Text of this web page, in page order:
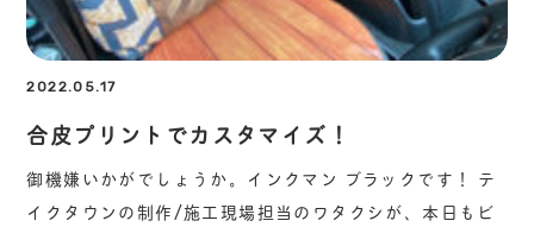
2022.05.17
合皮プリントでカスタマイズ！
御機嫌いかがでしょうか。インクマン ブラックです！ テ
イクタウンの制作/施工現場担当のワタクシが、本日もビ